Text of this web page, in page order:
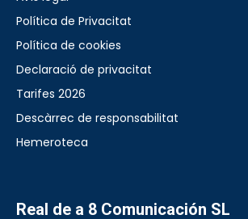
Política de Privacitat
Política de cookies
Declaració de privacitat
Tarifes 2026
Descàrrec de responsabilitat
Hemeroteca
Real de a 8 Comunicación SL